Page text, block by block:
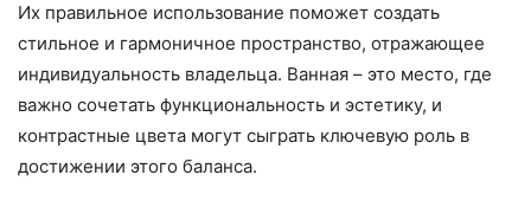
Их правильное использование поможет создать
стильное и гармоничное пространство, отражающее
индивидуальность владельца. Ванная – это место, где
важно сочетать функциональность и эстетику, и
контрастные цвета могут сыграть ключевую роль в
достижении этого баланса.